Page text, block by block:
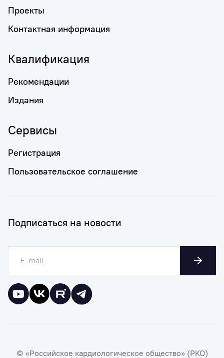
Проекты
Контактная информация
Квалификация
Рекомендации
Издания
Сервисы
Регистрация
Пользовательское соглашение
Подписаться на новости
© «Российское кардиологическое общество» (РКО)